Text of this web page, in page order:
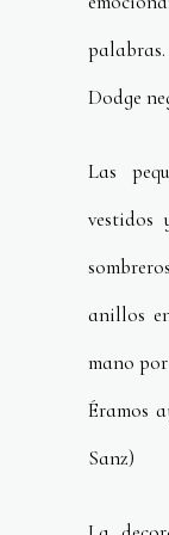
Dodge
Las
vestidos
anillos
mano
Éramos
Sanz)